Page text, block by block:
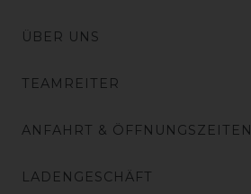
ÜBER UNS
TEAMREITER
ANFAHRT & ÖFFNUNGSZEITEN
LADENGESCHÄFT